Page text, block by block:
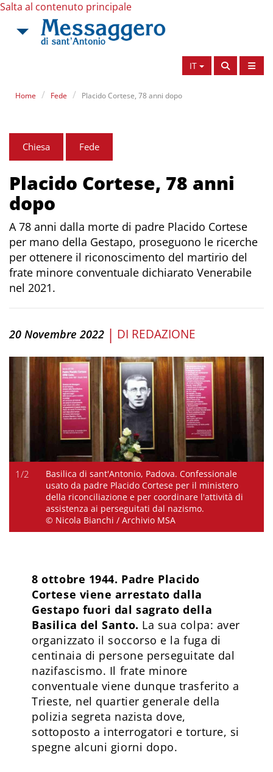
Salta al contenuto principale
IT
Home Fede Placido Cortese, 78 anni dopo
Chiesa Fede
Placido Cortese, 78 anni
dopo
A 78 anni dalla morte di padre Placido Cortese
per mano della Gestapo, proseguono le ricerche
per ottenere il riconoscimento del martirio del
frate minore conventuale dichiarato Venerabile
nel 2021.
20 Novembre 2022 | DI REDAZIONE
1 /2
Basilica di sant'Antonio, Padova. Confessionale
usato da padre Placido Cortese per il ministero
della riconciliazione e per coordinare l'attività di
assistenza ai perseguitati dal nazismo.
© Nicola Bianchi / Archivio MSA
8 ottobre 1944. Padre Placido
Cortese viene arrestato dalla
Gestapo fuori dal sagrato della
Basilica del Santo. La sua colpa: aver
organizzato il soccorso e la fuga di
centinaia di persone perseguitate dal
nazifascismo. Il frate minore
conventuale viene dunque trasferito a
Trieste, nel quartier generale della
polizia segreta nazista dove,
sottoposto a interrogatori e torture, si
spegne alcuni giorni dopo.